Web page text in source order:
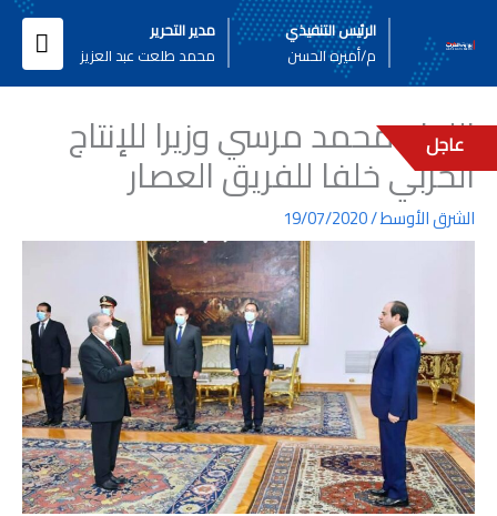
المحتوى
الرئيس التنفيذي
م/أميره الحسن
مدير التحرير
محمد طلعت عبد العزيز
عاجل
اللواء محمد مرسي وزيرا للإنتاج
الحربي خلفا للفريق العصار
الشرق الأوسط/
19/07/2020